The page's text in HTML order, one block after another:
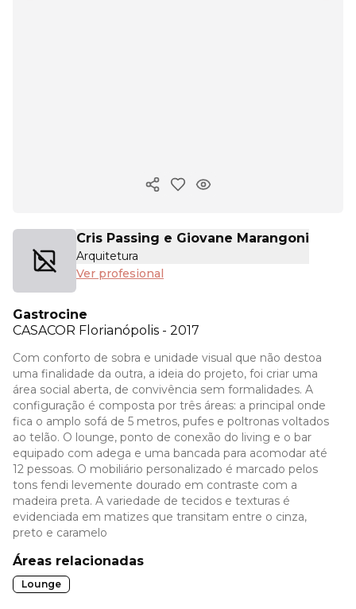
Copiar enlace
Cris Passing e Giovane Marangoni
Arquitetura
Ver profesional
Gastrocine
CASACOR Florianópolis - 2017
Com conforto de sobra e unidade visual que não destoa
uma finalidade da outra, a ideia do projeto, foi criar uma
área social aberta, de convivência sem formalidades. A
configuração é composta por três áreas: a principal onde
fica o amplo sofá de 5 metros, pufes e poltronas voltados
ao telão. O lounge, ponto de conexão do living e o bar
equipado com adega e uma bancada para acomodar até
12 pessoas. O mobiliário personalizado é marcado pelos
tons fendi levemente dourado em contraste com a
madeira preta. A variedade de tecidos e texturas é
evidenciada em matizes que transitam entre o cinza,
preto e caramelo
Áreas relacionadas
Lounge